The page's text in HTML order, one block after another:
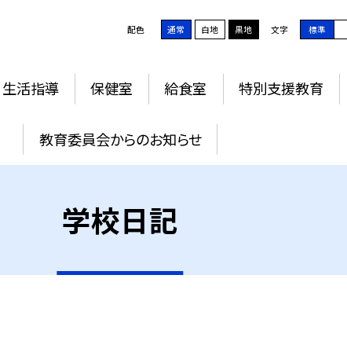
配色 通常 白地 黒地 文字 標準
生活指導 保健室 給食室 特別支援教育
教育委員会からのお知らせ
学校日記